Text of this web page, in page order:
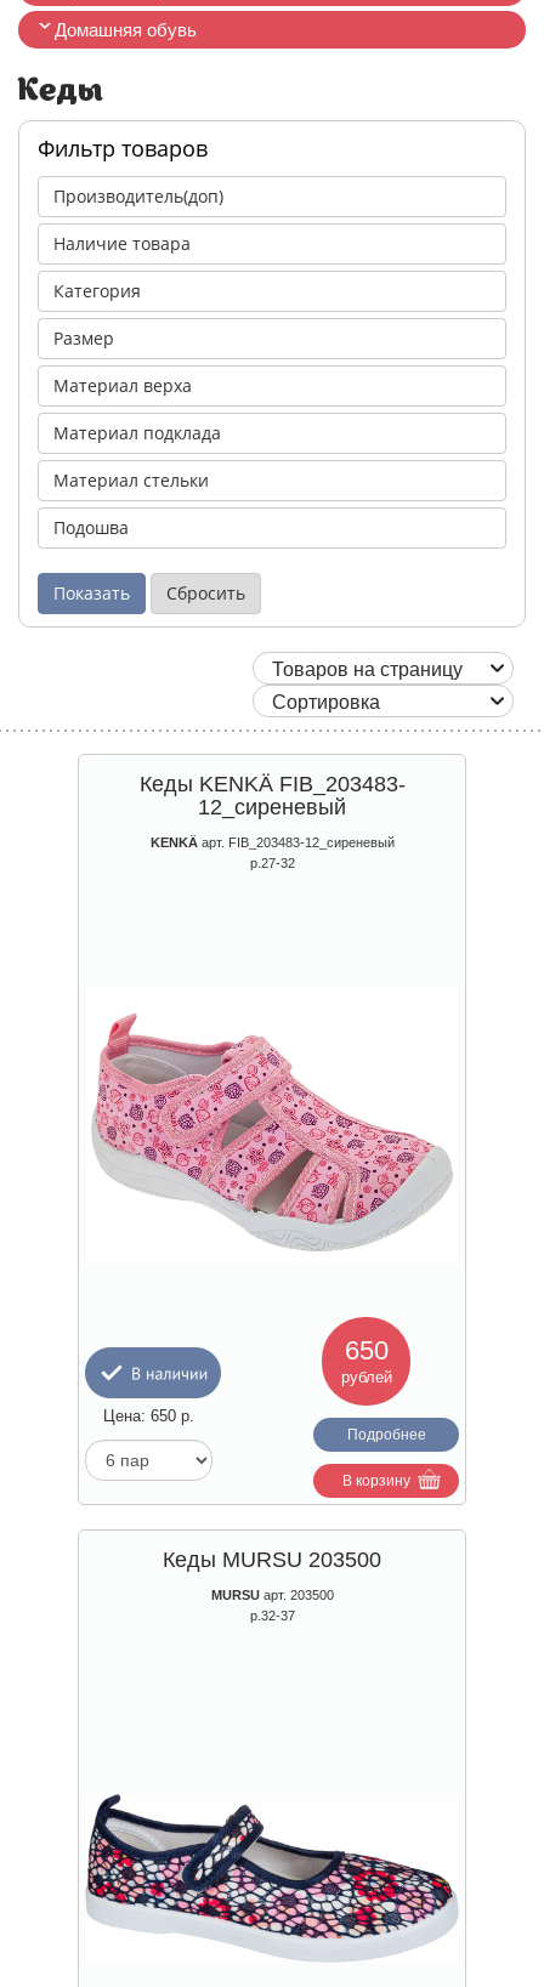
Домашняя обувь
Кеды
Фильтр товаров
Производитель(доп)
Наличие товара
Категория
Размер
Материал верха
Материал подклада
Материал стельки
Подошва
Кеды KENKÄ FIB_203483-
12_сиреневый
KENKÄарт. FIB_203483-12_сиреневый
р.27-32
650
рублей
Цена: 650 р.
Подробнее
В корзину
Кеды MURSU 203500
MURSUарт. 203500
р.32-37